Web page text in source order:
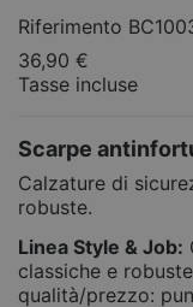
Riferimento
36,90 €
Tasse incluse
Scarpe
Calzature di
robuste.
Linea Style & Job:
classiche e
qualità/prezzo: